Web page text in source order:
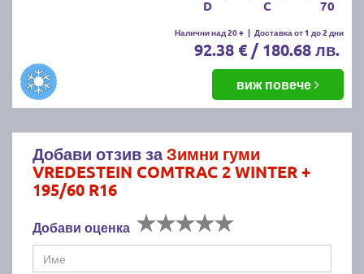
D C 70
Налични над 20 + | Доставка от 1 до 2 дни
92.38 € / 180.68 лв.
виж повече
Добави отзив заЗимни гуми
VREDESTEIN COMTRAC 2 WINTER +
195/60 R16
Добави оценка